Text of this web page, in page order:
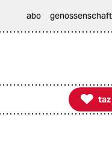
abo genossenschaft

taz taz